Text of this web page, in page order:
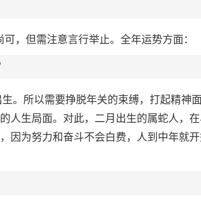
，但需注意言行举止。全年运势方面：
。所以需要挣脱年关的束缚，打起精神
人生局面。对此，二月出生的属蛇人，
因为努力和奋斗不会白费，人到中年就